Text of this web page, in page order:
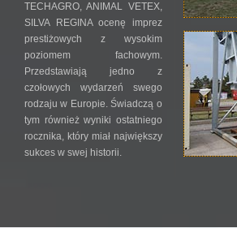
TECHAGRO, ANIMAL VETEX,
SILVA REGINA ocenę imprez
prestiżowych z wysokim
poziomem fachowym.
Przedstawiają jedno z
czołowych wydarzeń swego
rodzaju w Europie. Świadczą o
tym również wyniki ostatniego
rocznika, który miał największy
sukces w swej historii.